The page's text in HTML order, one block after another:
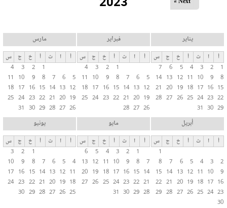
ب
ا
ت
ا
ل
أ
ا
س
ي
ة
يناير
أ ا ث أ خ ج
س
1
2
3
4
5
6
7
8
9
10
11
12
13
14
15
16
17
18
19
20
21
22
23
24
25
26
27
28
29
30
31
فبراير
أ ا ث أ خ ج
س
1
2
3
4
5
6
7
8
9
10
11
12
13
14
15
16
17
18
19
20
21
22
23
24
25
26
27
28
مارس
أ ا ث أ خ ج
س
1
2
3
4
5
6
7
8
9
10
11
12
13
14
15
16
17
18
19
20
21
22
23
24
25
26
27
28
29
30
31
أبريل
أ ا ث أ خ ج
س
1
2
3
4
5
6
7
8
9
10
11
12
13
14
15
16
17
18
19
20
21
22
23
24
25
26
27
28
29
30
مايو
أ ا ث أ خ ج
س
1
2
3
4
5
6
7
8
9
10
11
12
13
14
15
16
17
18
19
20
21
22
23
24
25
26
27
28
29
30
31
يونيو
أ ا ث أ خ ج
س
1
2
3
4
5
6
7
8
9
10
11
12
13
14
15
16
17
18
19
20
21
22
23
24
25
26
27
28
29
30